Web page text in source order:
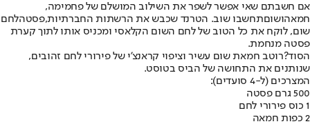
אם חשבתם שאי אפשר לשפר את השילוב המושלם של פחמימה,
חמאהושוםתחשבו שוב. הטרנד שכבש את הרשתות החברתיות,פסטהלחם
שום, לוקח את כל הטוב של לחם השום הקלאסי ומכניס אותו לתוך קערת
פסטה מנחמת.
הסוד?רוטב חמאת שום עשיר וציפוי קראנצ'י של פירורי לחם זהובים,
שנותנים את התחושה של הביס בטוסט.
המצרכים (ל-4 סועדים):
500 גרם פסטה
1 כוס פירורי לחם
2 כפות חמאה